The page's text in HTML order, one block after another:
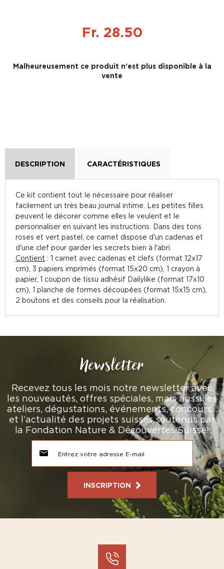
Fr. 28.50
Malheureusement ce produit n'est plus disponible à la
vente
DESCRIPTION CARACTÉRISTIQUES
Ce kit contient tout le nécessaire pour réaliser
facilement un très beau journal intime. Les petites filles
peuvent le décorer comme elles le veulent et le
personnaliser en suivant les instructions. Dans des tons
roses et vert pastel, ce carnet dispose d'un cadenas et
d'une clef pour garder les secrets bien à l'abri.
Contient : 1 carnet avec cadenas et clefs (format 12x17
cm), 3 papiers imprimés (format 15x20 cm), 1 crayon à
papier, 1 coupon de tissu adhésif Dailylike (format 17x10
cm), 1 planche de formes découpées (format 15x15 cm),
2 boutons et des conseils pour la réalisation.
Newsletter
Recevez tous les mois notre newsletter avec
les nouveautés, offres spéciales, mais aussi les
ateliers, dégustations, événements, concours…
et l’actualité des projets suisses soutenus par
la Fondation Nature & Découvertes Suisse!
INSCRIPTION